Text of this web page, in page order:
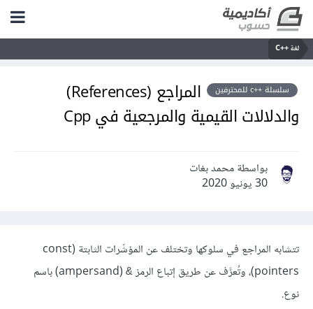
لغة C++‎
سلسلة ++c للمحترفين
المراجع (References)
والدلالات القيمية والمرجعية في Cpp
بواسطة محمد بغات
30 يونيو 2020
تتشابه المراجع في سلوكها وتختلف عن المؤشّرات الثابتة (const
pointers)، وتُعرَّف عن طريق إتباع الرمز
‎&‎
‏‏(ampersand) باسم
نوع.